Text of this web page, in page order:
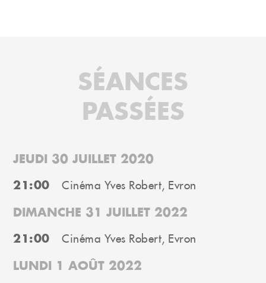
SÉANCES
PASSÉES
JEUDI 30 JUILLET 2020
21:00 Cinéma Yves Robert, Evron
DIMANCHE 31 JUILLET 2022
21:00 Cinéma Yves Robert, Evron
LUNDI 1 AOÛT 2022